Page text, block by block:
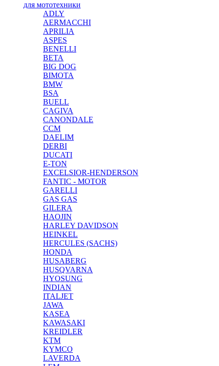
для мототехники
ADLY
AERMACCHI
APRILIA
ASPES
BENELLI
BETA
BIG DOG
BIMOTA
BMW
BSA
BUELL
CAGIVA
CANONDALE
CCM
DAELIM
DERBI
DUCATI
E-TON
EXCELSIOR-HENDERSON
FANTIC - MOTOR
GARELLI
GAS GAS
GILERA
HAOJIN
HARLEY DAVIDSON
HEINKEL
HERCULES (SACHS)
HONDA
HUSABERG
HUSQVARNA
HYOSUNG
INDIAN
ITALJET
JAWA
KASEA
KAWASAKI
KREIDLER
KTM
KYMCO
LAVERDA